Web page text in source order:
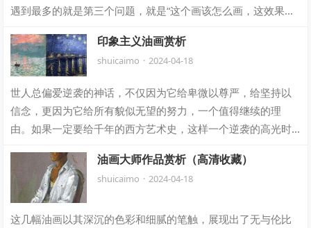
遇到最多的就是第三个问题，就是“这个画该怎么画，这效果怎
印象主义油画赏析
shuicaimo · 2024-04-18
世人总偏爱逆袭的神话，不仅因为它给卑微以尊严，给坚持以
信念，更因为它给所有貌似无望的努力，一个值得继续的理
由。如果一定要给千年的西方艺术史，这样一个逆袭的高光时
油画大师作品赏析（高清收藏）
shuicaimo · 2024-04-18
这几幅油画以其深沉的色彩和细腻的笔触，展现出了无与伦比